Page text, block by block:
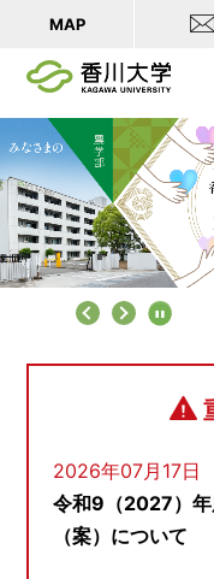
MAP
2026年07月17日
令和9（2027）年
（案）について